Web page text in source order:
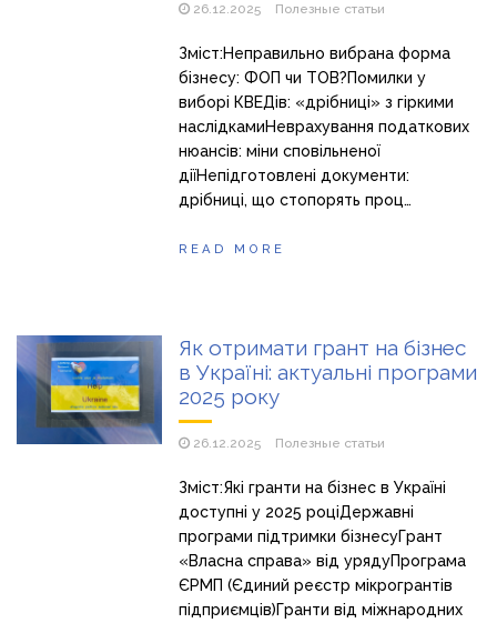
26.12.2025 Полезные статьи
Зміст:Неправильно вибрана форма
бізнесу: ФОП чи ТОВ?Помилки у
виборі КВЕДів: «дрібниці» з гіркими
наслідкамиНеврахування податкових
нюансів: міни сповільненої
діїНепідготовлені документи:
дрібниці, що стопорять проц…
READ MORE
Як отримати грант на бізнес
в Україні: актуальні програми
2025 року
26.12.2025 Полезные статьи
Зміст:Які гранти на бізнес в Україні
доступні у 2025 роціДержавні
програми підтримки бізнесуГрант
«Власна справа» від урядуПрограма
ЄРМП (Єдиний реєстр мікрогрантів
підприємців)Гранти від міжнародних